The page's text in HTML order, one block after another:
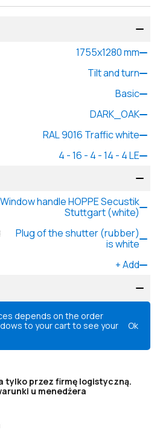
1755x1280mm
Tilt and turn
Basic
DARK_OAK
RAL 9016 Traffic white
4 - 16 - 4 - 14 - 4 LE
Window handle HOPPE Secustik
Stuttgart (white)
Plug of the shutter (rubber)
is white
+Add
depends on the order
to your cart to see your
Ok
tylko przez firmę logistyczną.
u menedżera